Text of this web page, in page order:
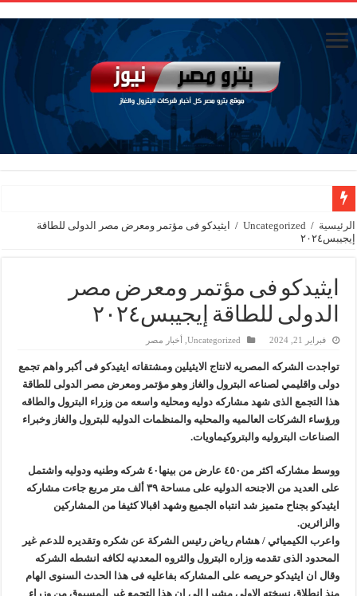
رئيسا العامة وبترومنت في زيارة لحقول ابوسنان
وزير البترول يتابع انتاج حقل البركة في اسوان
النيل للبترول» تحصد شهادة «ISO 39001» لنظام إدارة السلامة المرورية بجهود ذاتية
إنجاز بحري جديد … PMS تنهي أعمال إنزال الخطوط البحرية الثلاث بمشروع المرحلة الرابعة لتنمية حقل غاز كاموس البحري التابع لشركة شمال سيناء للبترول
هدوء اعلامي في وزارة البترول
محمود ناجي : لولا جهود الوزارة في عامين كان الغاز وصل 2مليار قدم يوميا
وفاء علي : سداد ديون الشركاء ليس بالأمر الهين وجذبنا 19 مليار دولار استثمارات
رئيس القابضة للبتروكيماويات يتفقد مصنع ووتك لإنتاج الواح MDF الخشبية من قش الأرز
الرئيسية /
Uncategorized
/
ايثيدكو فى مؤتمر ومعرض مصر الدولى للطاقة
إيجيبس٢٠٢٤
ايثيدكو فى مؤتمر ومعرض مصر
الدولى للطاقة إيجيبس٢٠٢٤
فبراير 21, 2024 Uncategorized
, أخبار مصر
تواجدت الشركه المصريه لانتاج الايثيلين ومشتقاته ايثيدكو فى أكبر واهم تجمع
دولى واقليمي لصناعه البترول والغاز وهو مؤتمر ومعرض مصر الدولى للطاقة
هذا التجمع الذى شهد مشاركه دوليه ومحليه واسعه من وزراء البترول والطاقه
ورؤساء الشركات العالميه والمحليه والمنظمات الدوليه للبترول والغاز وخبراء
الصناعات البتروليه والبتروكيماويات.
ووسط مشاركه اكثر من٤٥٠ عارض من بينها٤٠ شركه وطنيه ودوليه واشتمل
على العديد من الاجنحه الدوليه على مساحة ٣٩ ألف متر مربع جاءت مشاركه
ايثيدكو بجناح متميز شد انتباه الجميع وشهد اقبالا كثيفا من المشاركين
والزائرين.
واعرب الكيميائي / هشام رياض رئيس الشركة عن شكره وتقديره للدعم غير
المحدود الذى تقدمه وزاره البترول والثروه المعدنيه لكافه انشطه الشركه
وقال ان ايثيدكو حريصه على المشاركه بفاعليه فى هذا الحدث السنوى الهام
منذ انطلاق نسخته الاولى مشيرا الى ان هذا التجمع غير المسبوق من وزراء